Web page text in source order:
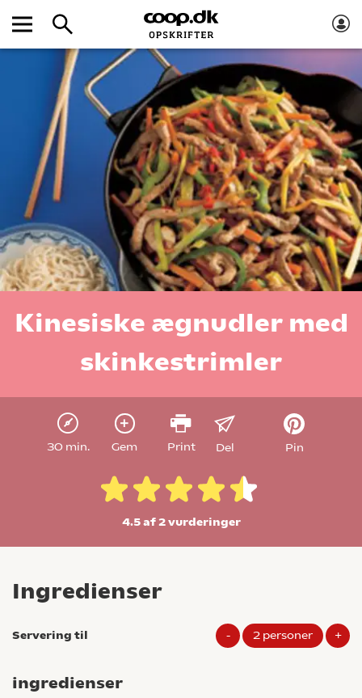
Kinesiske ægnudler med
skinkestrimler
30 min. Gem Print Del Pin
4.5 af 2vurderinger
Ingredienser
Servering til - 2 personer +
ingredienser